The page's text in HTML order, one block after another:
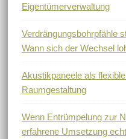
Eigentümerverwaltung
Verdrängungsbohrpfähle
Wann sich der Wechsel
Akustikpaneele als
Raumgestaltung
Wenn Entrümpelung zur
erfahrene Umsetzung